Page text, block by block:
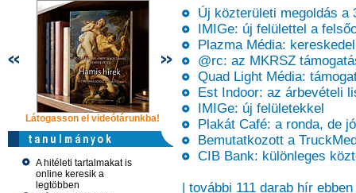
Látogasson el videótárunkba! Látogasson el videótárunkba! Látogasson
A hitéleti tartalmakat is
online keresik a
legtöbben
Új közterületi megoldás a
IMIGe: új felülettel a
Plazma Média:
@rc: az MKRSZ
Quad Light Média:
Est Indoor: az árbevételi
IMIGe: új felületekkel
Plakát Café: a ronda, de
Bemutatkozott a
CIB Bank: különleges
| további 111 darab hír